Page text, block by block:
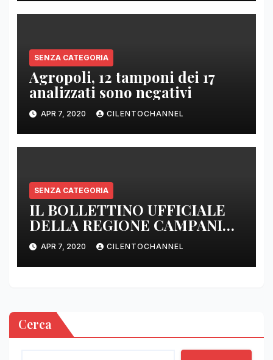
SENZA CATEGORIA
Agropoli, 12 tamponi dei 17
analizzati sono negativi
APR 7, 2020 CILENTOCHANNEL
SENZA CATEGORIA
IL BOLLETTINO UFFICIALE
DELLA REGIONE CAMPANIA
DELLE ORE 22.00
APR 7, 2020 CILENTOCHANNEL
Cerca